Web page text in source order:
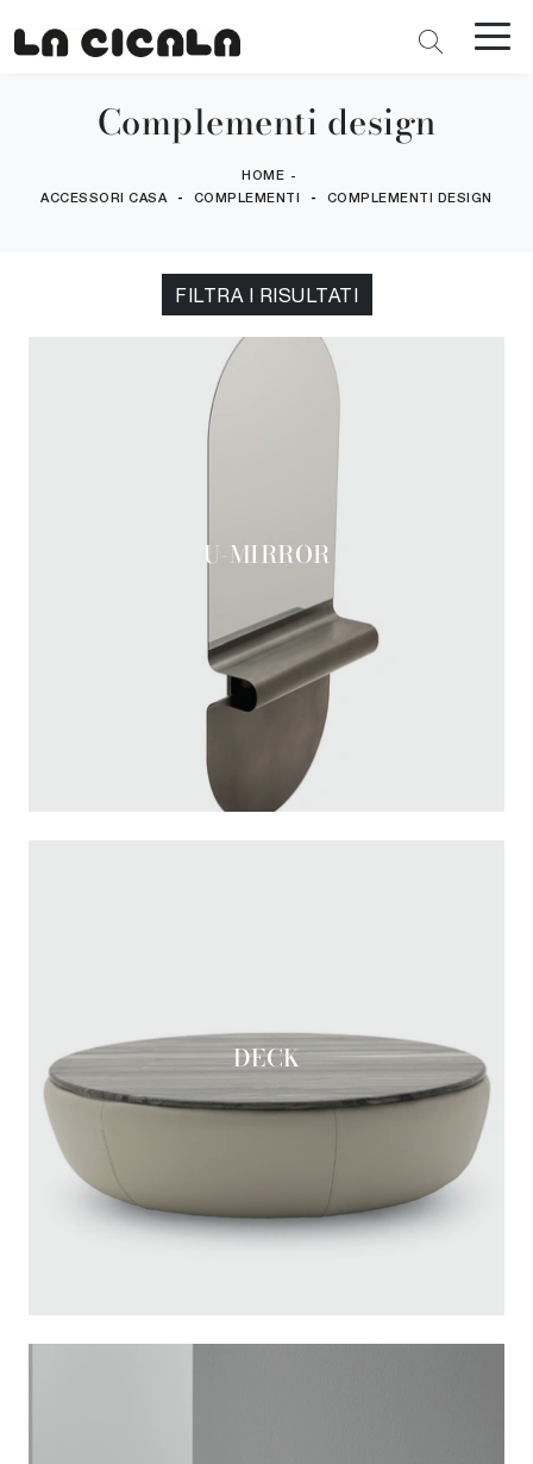
Complementi design
HOME -
ACCESSORI CASA - COMPLEMENTI - COMPLEMENTI DESIGN
FILTRA I RISULTATI
U-MIRROR
DECK